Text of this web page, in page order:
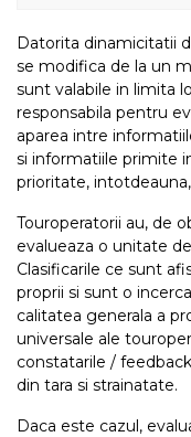
Datorita dinamicitatii
se modifica de la un
sunt valabile in limita
responsabila pentru
aparea intre
si informatiile primite
prioritate,
Touroperatorii au, de
evalueaza o unitate
Clasificarile ce sunt
proprii si sunt o
calitatea generala a
universale ale
constatarile /
din tara si strainatate.
Daca este cazul,